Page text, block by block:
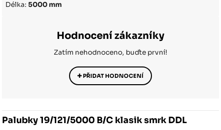
Délka:5000 mm
Hodnocení zákazníky
Zatím nehodnoceno, buďte první!
PŘIDAT HODNOCENÍ
Palubky 19/121/5000 B/C klasik smrk DDL